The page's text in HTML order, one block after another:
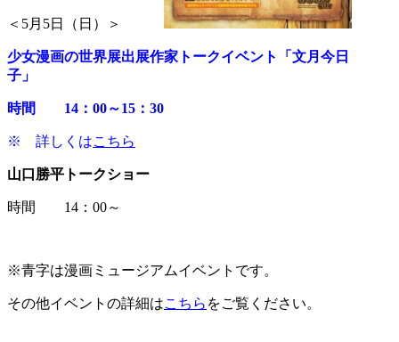
＜5月5日（日）＞
少女漫画の世界展出展作家トークイベント「文月今日
子」
時間 14：00～15：30
※ 詳しくはこちら
山口勝平トークショー
時間 14：00～
※青字は漫画ミュージアムイベントです。
その他イベントの詳細はこちら をご覧ください。